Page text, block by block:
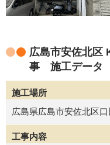
広島市安佐北区
事 施工データ
施工場所
広島県広島市安佐北区
工事内容